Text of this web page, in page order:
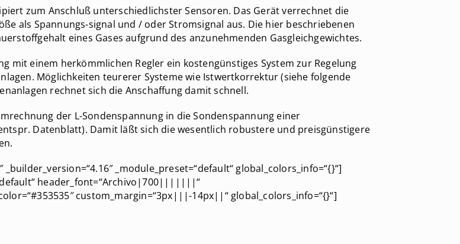
zum Anschluß unterschiedlichster Sensoren. Das Gerät verrechnet die
als Spannungs-signal und / oder Stromsignal aus. Die hier beschriebenen
eines Gases aufgrund des anzunehmenden Gasgleichgewichtes.
mit einem herkömmlichen Regler ein kostengünstiges System zur Regelung
Möglichkeiten teurerer Systeme wie Istwertkorrektur (siehe folgende
rechnet sich die Anschaffung damit schnell.
der L-Sondenspannung in die Sondenspannung einer
Datenblatt). Damit läßt sich die wesentlich robustere und preisgünstigere
_module_preset=“default“ global_colors_info=“{}“]
header_font=“Archivo|700|||||||“
custom_margin=“3px|||-14px||“ global_colors_info=“{}“]